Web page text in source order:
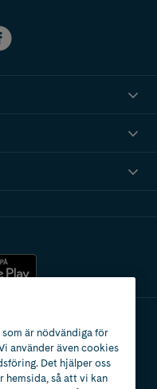
är nödvändiga för
använder även cookies
Det hjälper oss
hemsida, så att vi kan